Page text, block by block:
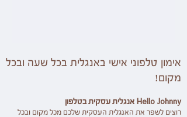
אימון טלפוני אישי באנגלית בכל שעה ובכל
מקום!
Hello Johnny אנגלית עסקית בטלפון
רוצים לשפר את האנגלית העסקית שלכם מכל מקום ובכל